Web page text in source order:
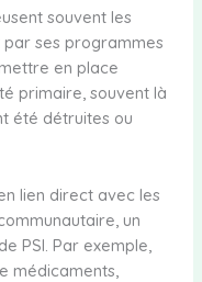
souvent les
par ses programmes
en place
primaire, souvent là
été détruites ou
lien direct avec les
un
PSI. Par exemple,
médicaments,